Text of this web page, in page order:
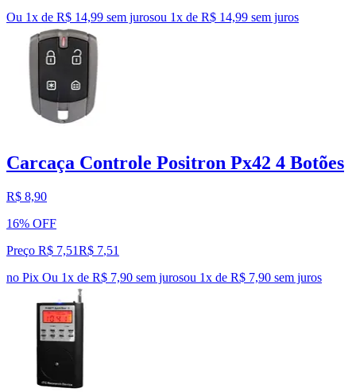
Ou 1x de R$ 14,99 sem jurosou 1x de R$ 14,99 sem juros
Carcaça Controle Positron Px42 4 Botões
R$ 8,90
16% OFF
Preço R$ 7,51R$ 7,51
no Pix Ou 1x de R$ 7,90 sem jurosou 1x de R$ 7,90 sem juros